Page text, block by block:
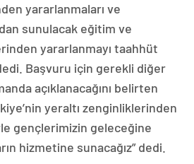
yararlanmaları ve
sunulacak eğitim ve
yararlanmayı taahhüt
Başvuru için gerekli diğer
açıklanacağını belirten
yeraltı zenginliklerinden
gençlerimizin geleceğine
hizmetine sunacağız” dedi.